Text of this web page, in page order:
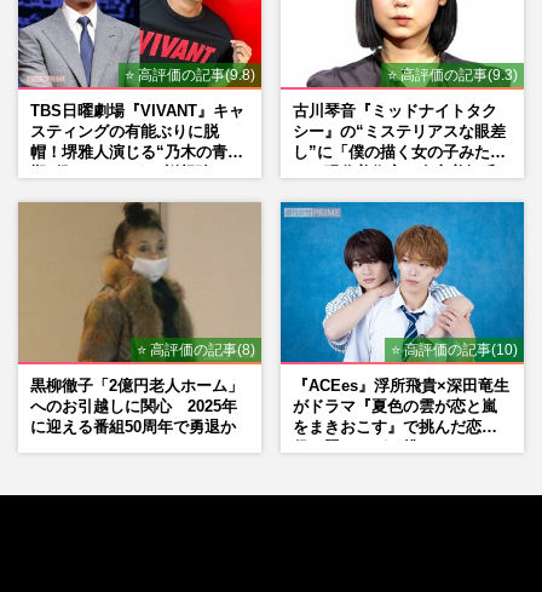
⭐ 高評価の記事(9.8)
TBS日曜劇場『VIVANT』キャ
スティングの有能ぶりに脱
帽！堺雅人演じる“乃木の青年
マン長男・櫻井海音だった
⭐ 高評価の記事(9.3)
古川琴音『ミッドナイトタク
シー』の“ミステリアスな眼差
し”に「僕の描く女の子みた
⭐ 高評価の記事(8)
黒柳徹子「2億円老人ホーム」
へのお引越しに関心 2025年
に迎える番組50周年で勇退か
⭐ 高評価の記事(10)
『ACEes』浮所飛貴×深田竜生
がドラマ『夏色の雲が恋と嵐
をまきおこす』で挑んだ恋人